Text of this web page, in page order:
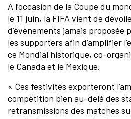
A l’occasion de la Coupe du
le 11 juin, la FIFA vient de
d’événements jamais proposée
les supporters afin d’amplifier
ce Mondial historique, co-
le Canada et le Mexique.
« Ces festivités exporteront
compétition bien au-delà des
retransmissions des matches